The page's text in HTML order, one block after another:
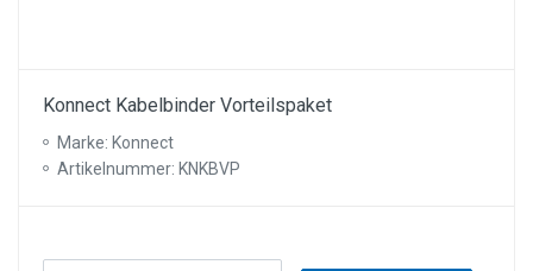
Konnect Kabelbinder Vorteilspaket
Marke: Konnect
Artikelnummer: KNKBVP